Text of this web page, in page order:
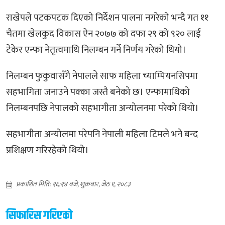
राखेपले पटकपटक दिएको निर्देशन पालना नगरेको भन्दै गत ११
चैतमा खेलकुद विकास ऐन २०७७ को दफा २९ को ९२० लाई
टेकेर एन्फा नेतृत्वमाथि निलम्बन गर्ने निर्णय गरेको थियो।
निलम्बन फुकुवासँगै नेपालले साफ महिला च्याम्पियनसिपमा
सहभागिता जनाउने पक्का जस्तै बनेको छ। एन्फामाथिको
निलम्बनपछि नेपालको सहभागीता अन्योलनमा परेको थियो।
सहभागीता अन्योलमा परेपनि नेपाली महिला टिमले भने बन्द
प्रशिक्षण गरिरहेको थियो।
प्रकाशित मिति: १६:१४ बजे, शुक्रबार, जेठ १, २०८३
सिफारिस गरिएको